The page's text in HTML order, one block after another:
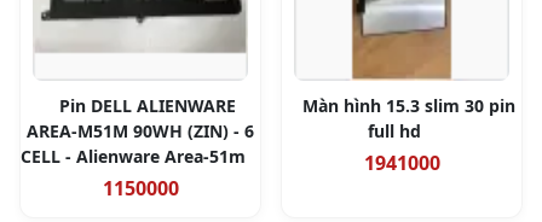
Pin DELL ALIENWARE
AREA-M51M 90WH (ZIN) - 6
CELL - Alienware Area-51m
1150000
Màn hình 15.3 slim 30 pin
full hd
1941000